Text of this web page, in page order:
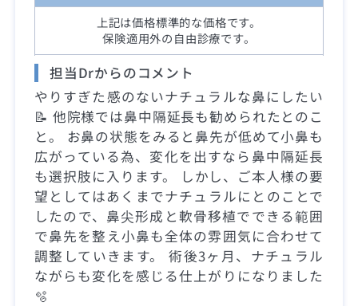
上記は価格標準的な価格です。
保険適用外の自由診療です。
担当Drからのコメント
やりすぎた感のないナチュラルな鼻にしたい
📝 他院様では鼻中隔延長も勧められたとのこ
と。 お鼻の状態をみると鼻先が低めて小鼻も
広がっている為、変化を出すなら鼻中隔延長
も選択肢に入ります。 しかし、ご本人様の要
望としてはあくまでナチュラルにとのことで
したので、鼻尖形成と軟骨移植でできる範囲
で鼻先を整え小鼻も全体の雰囲気に合わせて
調整していきます。 術後3ヶ月、ナチュラル
ながらも変化を感じる仕上がりになりました
🫧